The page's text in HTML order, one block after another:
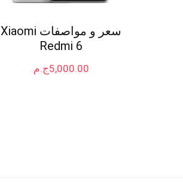
سعر و مواصفات Xiaomi
Redmi 6
ج.م5,000.00